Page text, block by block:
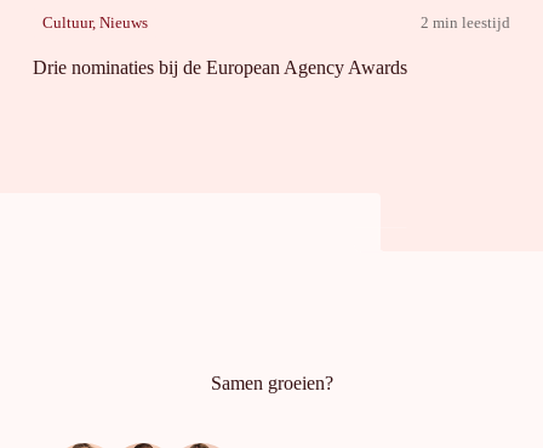
Cultuur, Nieuws 2 min leestijd
Drie nominaties bij de European Agency Awards
Samen groeien?